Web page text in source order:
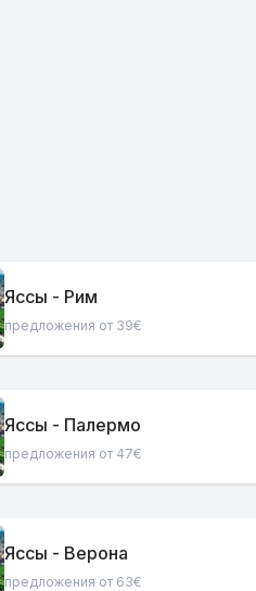
Яссы - Рим
предложения от 39€
Яссы - Палермо
предложения от 47€
Яссы - Верона
предложения от 63€